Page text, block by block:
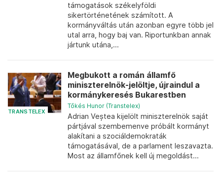
támogatások székelyföldi
sikertörténetének számított. A
kormányváltás után azonban egyre több jel
utal arra, hogy baj van. Riportunkban annak
jártunk utána,...
TRANSTELEX
Megbukott a román államfő
miniszterelnök-jelöltje, újraindul a
kormánykeresés Bukarestben
Tőkés Hunor (Transtelex)
Adrian Veștea kijelölt miniszterelnök saját
pártjával szembemenve próbált kormányt
alakítani a szociáldemokraták
támogatásával, de a parlament leszavazta.
Most az államfőnek kell új megoldást...